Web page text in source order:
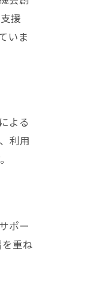
援
いま
よる
利用
ポー
重ね